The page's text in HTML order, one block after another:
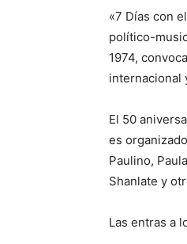
«7 Días con
político-
1974,
internacional
El 50
es
Paulino,
Shanlate y
Las entras a